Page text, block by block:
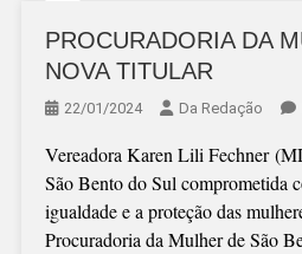
PROCURADORIA DA
NOVA TITULAR
22/01/2024 Da Redação
Vereadora Karen Lili Fechner
São Bento do Sul comprometida
igualdade e a proteção das
Procuradoria da Mulher de São